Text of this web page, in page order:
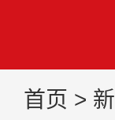
首页 >